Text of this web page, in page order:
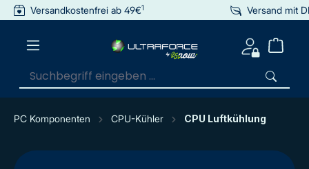
springen
Versandkostenfrei ab 49€1 Versand mit
PC Komponenten CPU-Kühler CPU Luftkühlung